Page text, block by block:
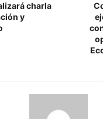
charla
y